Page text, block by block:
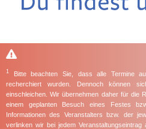
1 Bitte beachten Sie, dass alle Termine
recherchiert wurden. Dennoch können
einschleichen. Wir übernehmen daher für die
einem geplanten Besuch eines Festes
Informationen des Veranstalters bzw. der
verlinken wir bei jedem